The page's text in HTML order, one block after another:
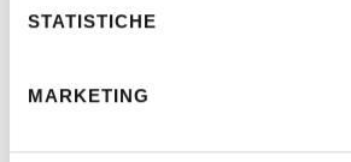
STATISTICHE
MARKETING